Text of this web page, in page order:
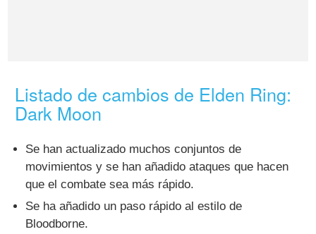
Listado de cambios de Elden Ring:
Dark Moon
Se han actualizado muchos conjuntos de
movimientos y se han añadido ataques que hacen
que el combate sea más rápido.
Se ha añadido un paso rápido al estilo de
Bloodborne.